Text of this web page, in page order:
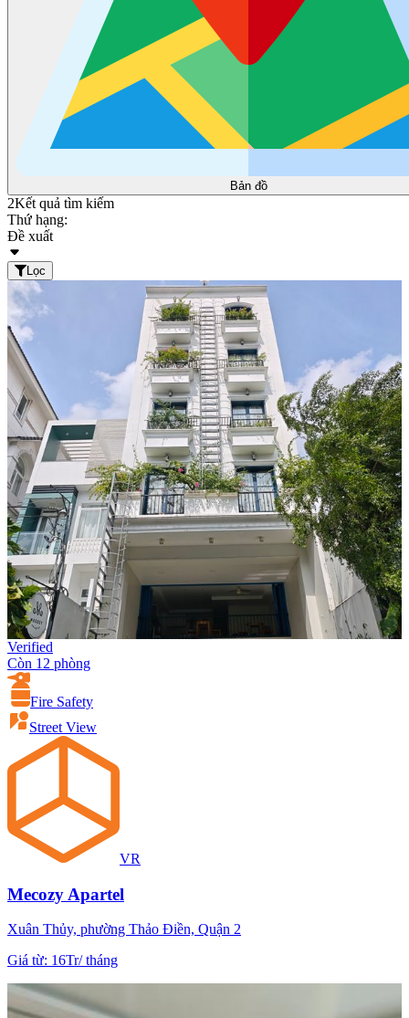
Bản đồ
2Kết quả tìm kiếm
Thứ hạng:
Đề xuất
Lọc
Verified
Còn 12 phòng
Fire Safety
Street View
VR
Mecozy Apartel
Xuân Thủy, phường Thảo Điền, Quận 2
Giá từ: 16Tr/tháng